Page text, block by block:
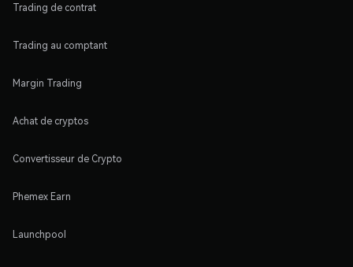
Trading de contrat
Trading au comptant
Margin Trading
Achat de cryptos
Convertisseur de Crypto
Phemex Earn
Launchpool